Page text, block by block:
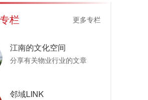
栏 更多专栏
江南的文化空间
分享有关物业行业的文章
邻域LINK